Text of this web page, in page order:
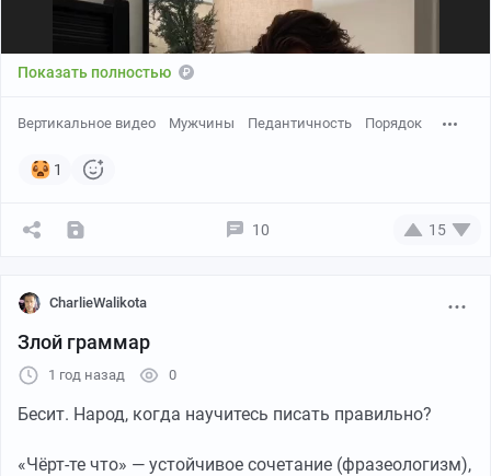
Пикабу ●00:37
Показать полностью
Вертикальное видео Мужчины Педантичность Порядок
1
10 15
CharlieWalikota
Злой граммар
1 год назад 0
Бесит. Народ, когда научитесь писать правильно?
«Чёрт-те что» — устойчивое сочетание (фразеологизм),